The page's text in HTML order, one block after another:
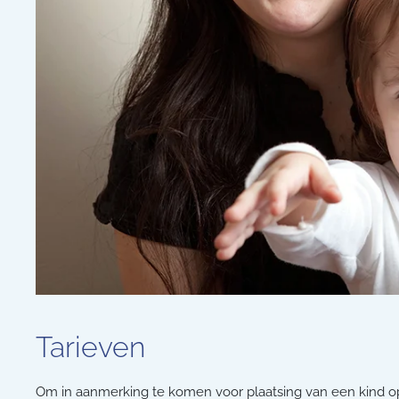
Tarieven
Om in aanmerking te komen voor plaatsing van een